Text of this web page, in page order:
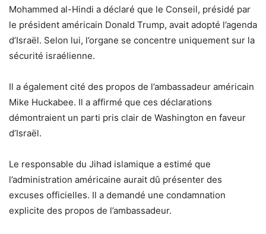
Mohammed al-Hindi a déclaré que le Conseil, présidé par
le président américain Donald Trump, avait adopté l’agenda
d’Israël. Selon lui, l’organe se concentre uniquement sur la
sécurité israélienne.
Il a également cité des propos de l’ambassadeur américain
Mike Huckabee. Il a affirmé que ces déclarations
démontraient un parti pris clair de Washington en faveur
d’Israël.
Le responsable du Jihad islamique a estimé que
l’administration américaine aurait dû présenter des
excuses officielles. Il a demandé une condamnation
explicite des propos de l’ambassadeur.